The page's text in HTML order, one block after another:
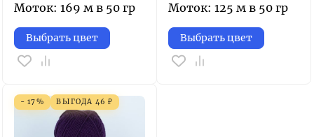
Моток: 169 м в 50 гр
Выбрать цвет
Моток: 125 м в 50 гр
Выбрать цвет
- 17% ВЫГОДА 46 ₽